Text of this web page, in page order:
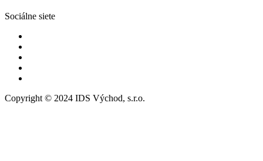
Sociálne siete
Copyright © 2024 IDS Východ, s.r.o.